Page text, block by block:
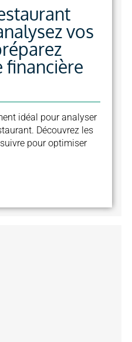
vos
financière
idéal pour analyser
Découvrez les
pour optimiser